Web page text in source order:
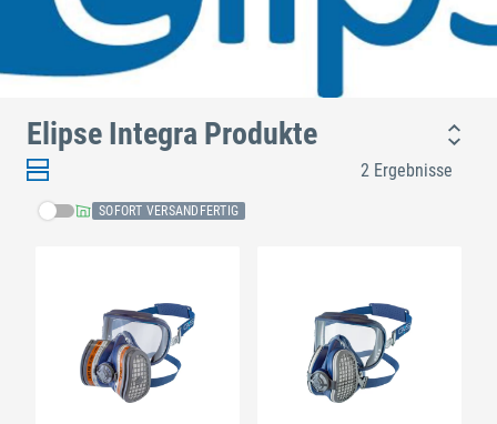
Elipse Integra Produkte
2 Ergebnisse
SOFORT VERSANDFERTIG